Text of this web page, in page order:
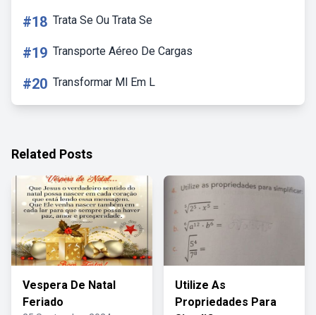
#18 Trata Se Ou Trata Se
#19 Transporte Aéreo De Cargas
#20 Transformar Ml Em L
Related Posts
Vespera De Natal
Feriado
Utilize As
Propriedades Para